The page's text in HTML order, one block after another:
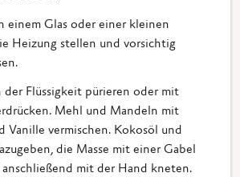
einem Glas oder einer kleinen
Heizung stellen und vorsichtig
Flüssigkeit pürieren oder mit
Mehl und Mandeln mit
Vanille vermischen. Kokosöl und
die Masse mit einer Gabel
mit der Hand kneten.